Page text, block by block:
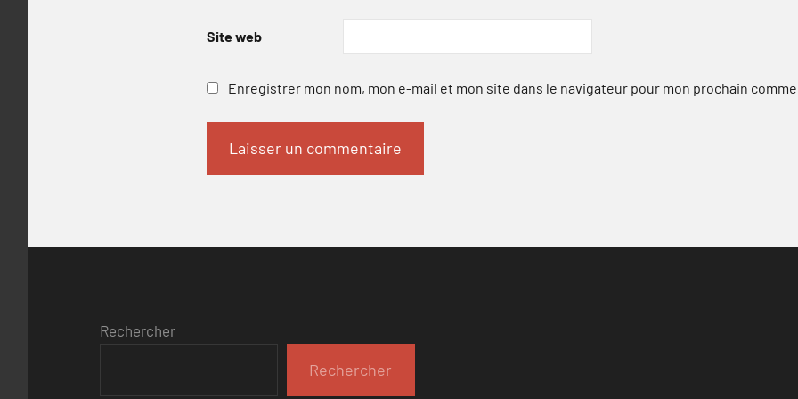
Site web
Enregistrer mon nom, mon e-mail et mon site dans le navigateur pour mon prochain
Rechercher
Rechercher